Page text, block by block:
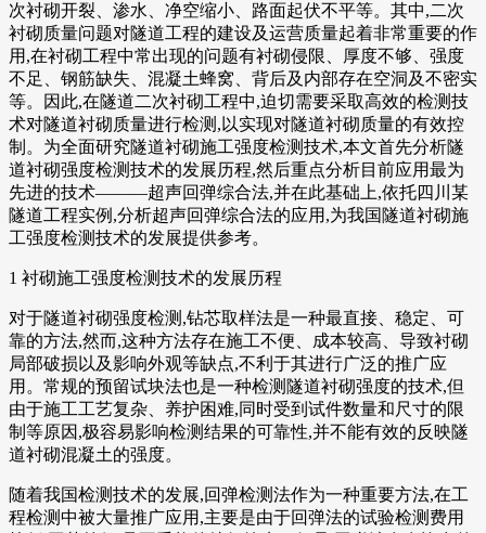
次衬砌开裂、渗水、净空缩小、路面起伏不平等。其中,二次
衬砌质量问题对隧道工程的建设及运营质量起着非常重要的作
用,在衬砌工程中常出现的问题有衬砌侵限、厚度不够、强度
不足、钢筋缺失、混凝土蜂窝、背后及内部存在空洞及不密实
等。因此,在隧道二次衬砌工程中,迫切需要采取高效的检测技
术对隧道衬砌质量进行检测,以实现对隧道衬砌质量的有效控
制。为全面研究隧道衬砌施工强度检测技术,本文首先分析隧
道衬砌强度检测技术的发展历程,然后重点分析目前应用最为
先进的技术———超声回弹综合法,并在此基础上,依托四川某
隧道工程实例,分析超声回弹综合法的应用,为我国隧道衬砌施
工强度检测技术的发展提供参考。
1 衬砌施工强度检测技术的发展历程
对于隧道衬砌强度检测,钻芯取样法是一种最直接、稳定、可
靠的方法,然而,这种方法存在施工不便、成本较高、导致衬砌
局部破损以及影响外观等缺点,不利于其进行广泛的推广应
用。常规的预留试块法也是一种检测隧道衬砌强度的技术,但
由于施工工艺复杂、养护困难,同时受到试件数量和尺寸的限
制等原因,极容易影响检测结果的可靠性,并不能有效的反映隧
道衬砌混凝土的强度。
随着我国检测技术的发展,回弹检测法作为一种重要方法,在工
程检测中被大量推广应用,主要是由于回弹法的试验检测费用